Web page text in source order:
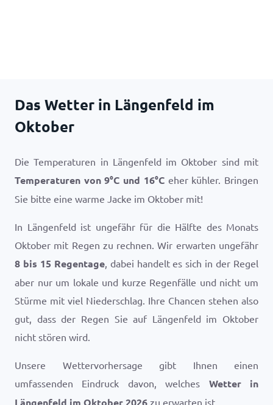
Das Wetter in Längenfeld im
Oktober
Die Temperaturen in Längenfeld im Oktober sind mit
Temperaturen von9°C und 16°Ceher kühler. Bringen
Sie bitte eine warme Jacke im Oktober mit!
In Längenfeld ist ungefähr für die Hälfte des Monats
Oktober mit Regen zu rechnen. Wir erwarten ungefähr
8 bis 15 Regentage, dabei handelt es sich in der Regel
aber nur um lokale und kurze Regenfälle und nicht um
Stürme mit viel Niederschlag. Ihre Chancen stehen also
gut, dass der Regen Sie auf Längenfeld im Oktober
nicht stören wird.
Unsere Wettervorhersage gibt Ihnen einen
umfassenden Eindruck davon, welches Wetter in
Längenfeld im Oktober 2026 zu erwarten ist.